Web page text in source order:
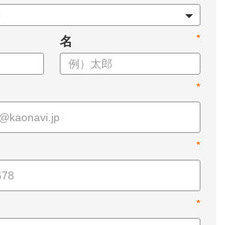
*
名
*
*
*